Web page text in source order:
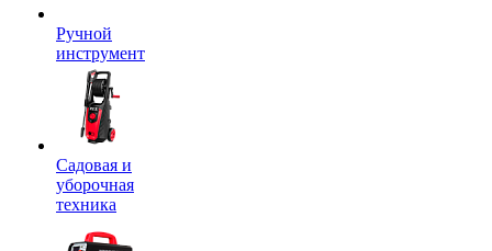
Ручной
инструмент
Садовая и
уборочная
техника